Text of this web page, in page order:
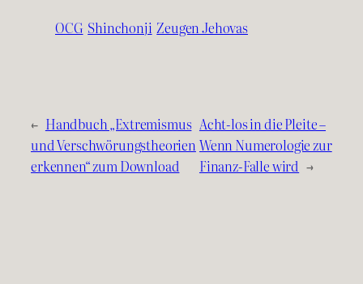
OCG Shinchonji Zeugen Jehovas
← Handbuch „Extremismus
und Verschwörungstheorien
erkennen“ zum Download
Acht-los in die Pleite –
Wenn Numerologie zur
Finanz-Falle wird →